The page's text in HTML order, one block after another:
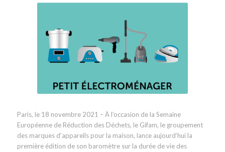
Paris, le 18 novembre 2021 – À l’occasion de la Semaine
Européenne de Réduction des Déchets, le Gifam, le groupement
des marques d’appareils pour la maison, lance aujourd’hui la
première édition de son baromètre sur la durée de vie des